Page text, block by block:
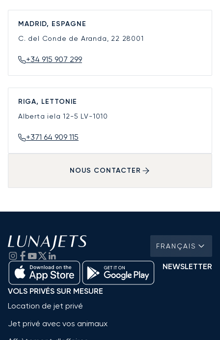
MADRID, ESPAGNE
C. del Conde de Aranda, 22 28001
+34 915 907 299
RIGA, LETTONIE
Alberta iela 12-5 LV-1010
+371 64 909 115
NOUS CONTACTER
FRANÇAIS
NEWSLETTER
VOLS PRIVÉS SUR MESURE
Location de jet privé
Jet privé avec vos animaux